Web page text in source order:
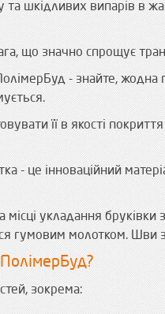
та шкідливих випарів в
що значно спрощує
- знайте, жодна
її в якості
- це інноваційний
укладання бруківки
гумовим молотком. Шви
зокрема: